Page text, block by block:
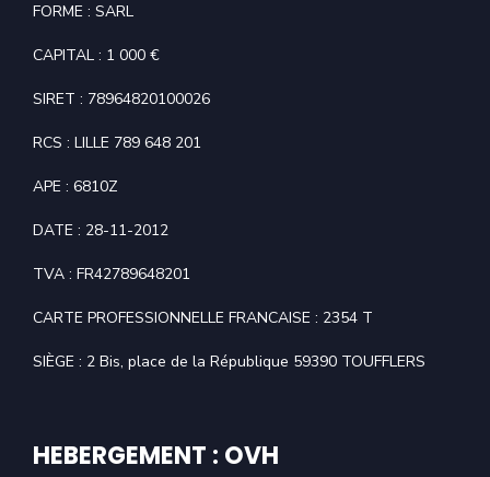
FORME : SARL
CAPITAL : 1 000 €
SIRET : 78964820100026
RCS : LILLE 789 648 201
APE : 6810Z
DATE : 28-11-2012
TVA : FR42789648201
CARTE PROFESSIONNELLE FRANCAISE : 2354 T
SIÈGE : 2 Bis, place de la République 59390 TOUFFLERS
HEBERGEMENT : OVH